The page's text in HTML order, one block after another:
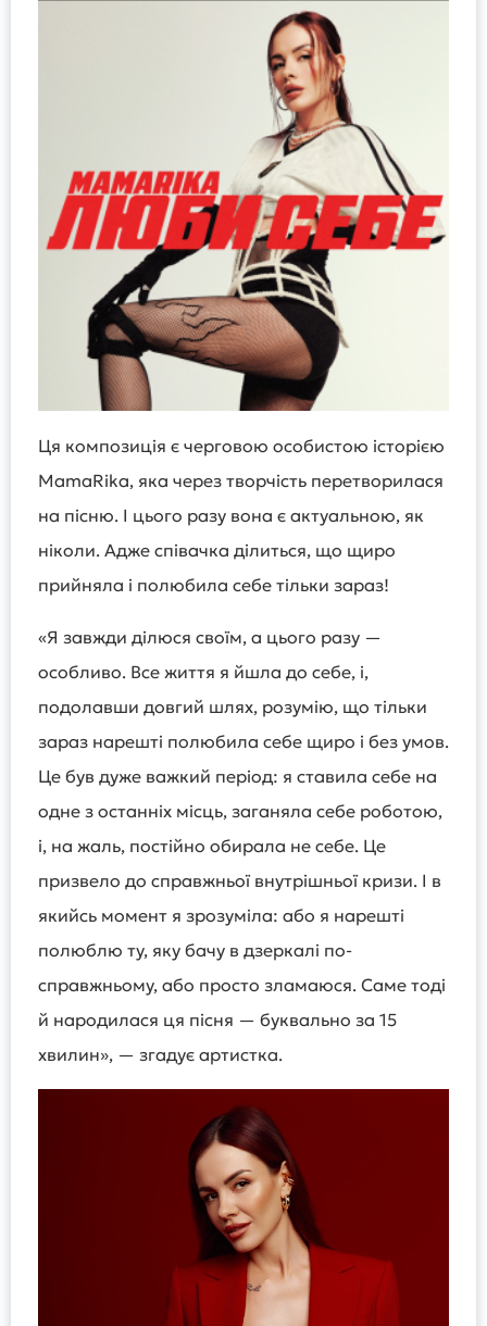
Ця композиція є черговою особистою історією
MamaRika, яка через творчість перетворилася
на пісню. І цього разу вона є актуальною, як
ніколи. Адже співачка ділиться, що щиро
прийняла і полюбила себе тільки зараз!
«Я завжди ділюся своїм, а цього разу —
особливо. Все життя я йшла до себе, і,
подолавши довгий шлях, розумію, що тільки
зараз нарешті полюбила себе щиро і без умов.
Це був дуже важкий період: я ставила себе на
одне з останніх місць, заганяла себе роботою,
і, на жаль, постійно обирала не себе. Це
призвело до справжньої внутрішньої кризи. І в
якийсь момент я зрозуміла: або я нарешті
полюблю ту, яку бачу в дзеркалі по-
справжньому, або просто зламаюся. Саме тоді
й народилася ця пісня — буквально за 15
хвилин», — згадує артистка.